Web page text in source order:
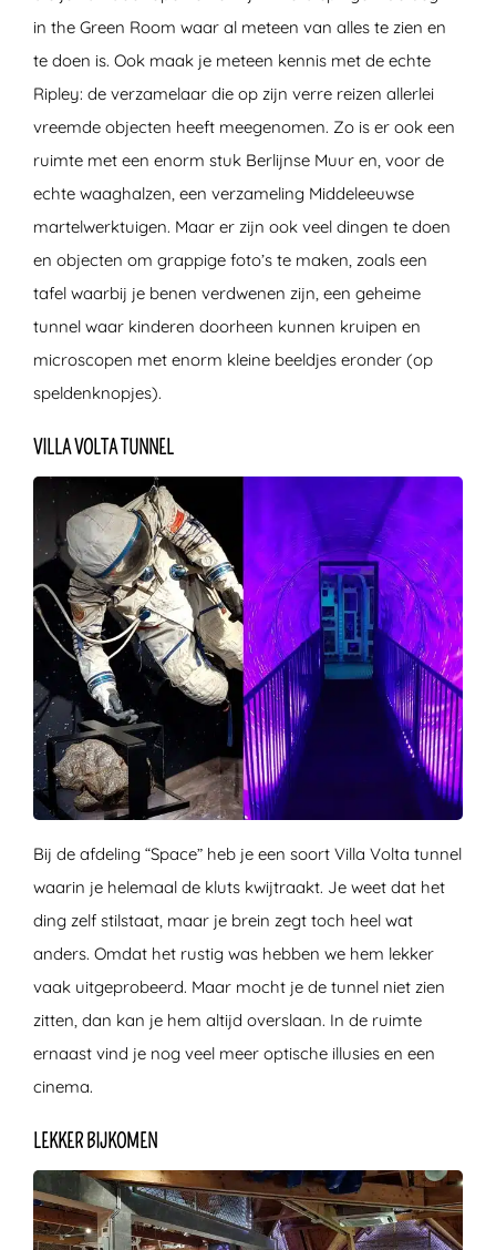
in the Green Room waar al meteen van alles te zien en
te doen is. Ook maak je meteen kennis met de echte
Ripley: de verzamelaar die op zijn verre reizen allerlei
vreemde objecten heeft meegenomen. Zo is er ook een
ruimte met een enorm stuk Berlijnse Muur en, voor de
echte waaghalzen, een verzameling Middeleeuwse
martelwerktuigen. Maar er zijn ook veel dingen te doen
en objecten om grappige foto’s te maken, zoals een
tafel waarbij je benen verdwenen zijn, een geheime
tunnel waar kinderen doorheen kunnen kruipen en
microscopen met enorm kleine beeldjes eronder (op
speldenknopjes).
VILLA VOLTA TUNNEL
Bij de afdeling “Space” heb je een soort Villa Volta tunnel
waarin je helemaal de kluts kwijtraakt. Je weet dat het
ding zelf stilstaat, maar je brein zegt toch heel wat
anders. Omdat het rustig was hebben we hem lekker
vaak uitgeprobeerd. Maar mocht je de tunnel niet zien
zitten, dan kan je hem altijd overslaan. In de ruimte
ernaast vind je nog veel meer optische illusies en een
cinema.
LEKKER BIJKOMEN